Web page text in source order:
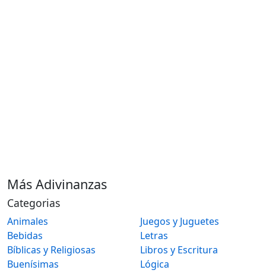
Más Adivinanzas
Categorias
Animales
Bebidas
Bíblicas y Religiosas
Buenísimas
Juegos y Juguetes
Letras
Libros y Escritura
Lógica